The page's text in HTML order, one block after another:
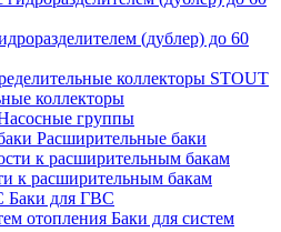
(дублер) до 60
STOUT
коллекторы
группы
Расширительные баки
к расширительным бакам
Баки для ГВС
Баки для систем